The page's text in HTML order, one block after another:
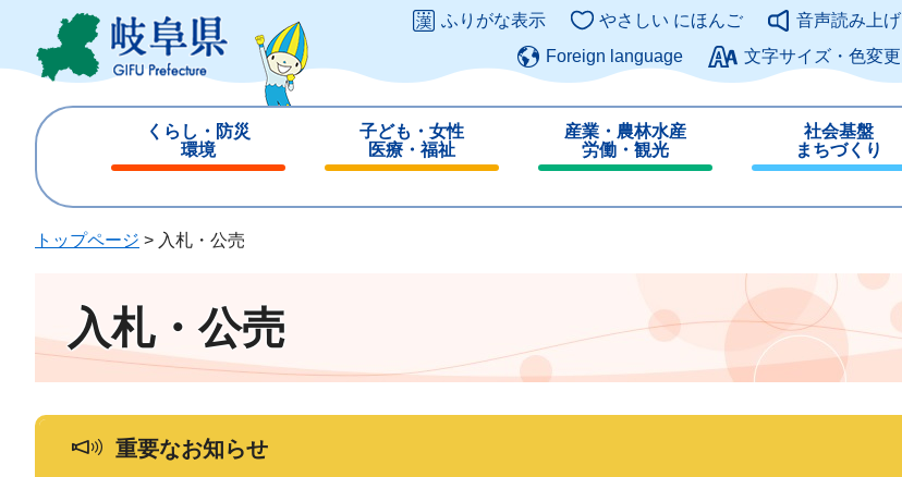
ジ
ュ
このページの本文へ
ふりがな表示 やさしい にほんご
音声読み上げ
Foreign language
文字サイズ・色変更
くらし・防災
環境
じ
子ども・女性
医療・福祉
じ
産業・農林水産
労働・観光
じ
社会基盤
まちづくり
じ
トップページ > 入札・公売
入札・公売
重要なお知らせ